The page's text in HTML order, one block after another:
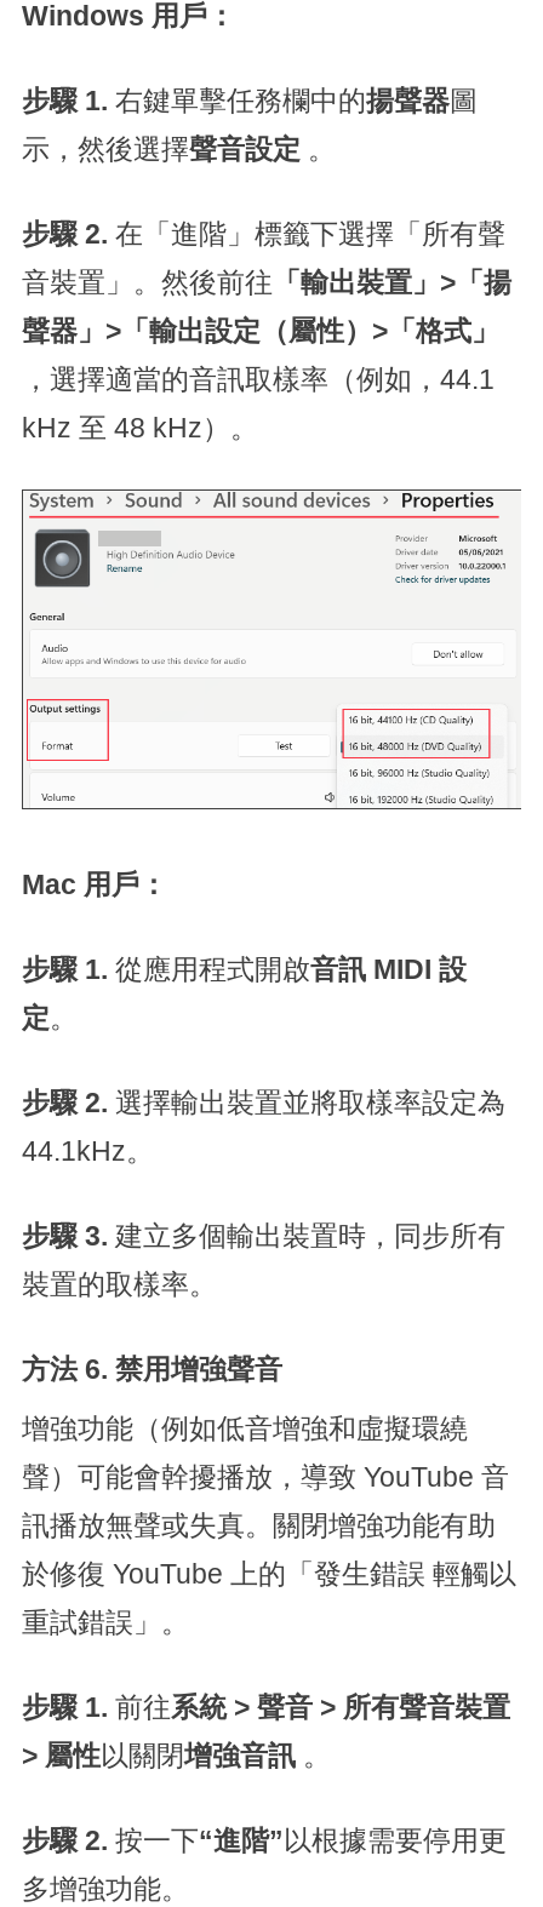
Windows 用戶：
步驟 1. 右鍵單擊任務欄中的揚聲器圖
示，然後選擇聲音設定 。
步驟 2. 在「進階」標籤下選擇「所有聲
音裝置」。然後前往 「輸出裝置」>「揚
聲器」>「輸出設定（屬性）>「格式」
，選擇適當的音訊取樣率（例如，44.1
kHz 至 48 kHz）。
Mac 用戶：
步驟 1. 從應用程式開啟音訊 MIDI 設
定。
步驟 2. 選擇輸出裝置並將取樣率設定為
44.1kHz。
步驟 3. 建立多個輸出裝置時，同步所有
裝置的取樣率。
方法 6. 禁用增強聲音
增強功能（例如低音增強和虛擬環繞
聲）可能會幹擾播放，導致 YouTube 音
訊播放無聲或失真。關閉增強功能有助
於修復 YouTube 上的「發生錯誤 輕觸以
重試錯誤」。
步驟 1. 前往系統 > 聲音 > 所有聲音裝置
> 屬性以關閉增強音訊。
步驟 2. 按一下“進階”以根據需要停用更
多增強功能。